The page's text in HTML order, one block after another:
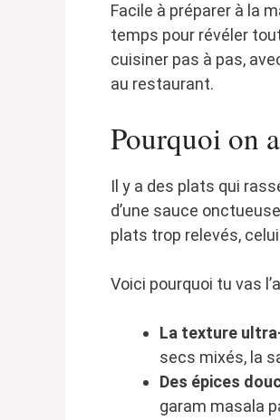
Facile à préparer à la
temps pour révéler
cuisiner pas à pas,
au restaurant.
Pourquoi on
Il y a des plats qui
d’une sauce
plats trop relevés,
Voici pourquoi tu vas
La texture
secs mixés, la
Des épices
garam masala